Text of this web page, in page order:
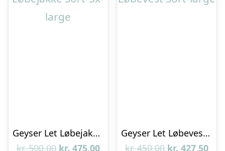
Geyser Let Løbejakke Sort-3x-large
kr.500,00 Den
kr. 475,00Den
Geyser Let Løbevest Sort-large
kr.450,00 Den
kr. 427,50Den